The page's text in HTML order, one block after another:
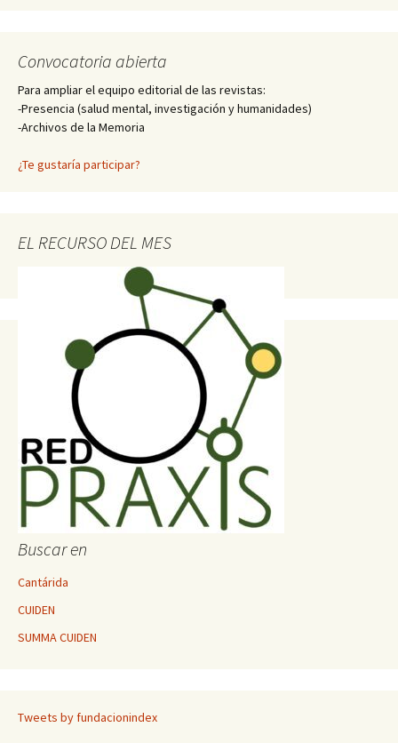
Convocatoria abierta
Para ampliar el equipo editorial de las revistas:
-Presencia (salud mental, investigación y humanidades)
-Archivos de la Memoria
¿Te gustaría participar?
EL RECURSO DEL MES
Buscar en
Cantárida
CUIDEN
SUMMA CUIDEN
Tweets by fundacionindex